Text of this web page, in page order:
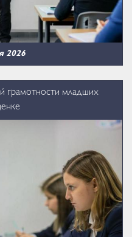
2026
грамотности младших